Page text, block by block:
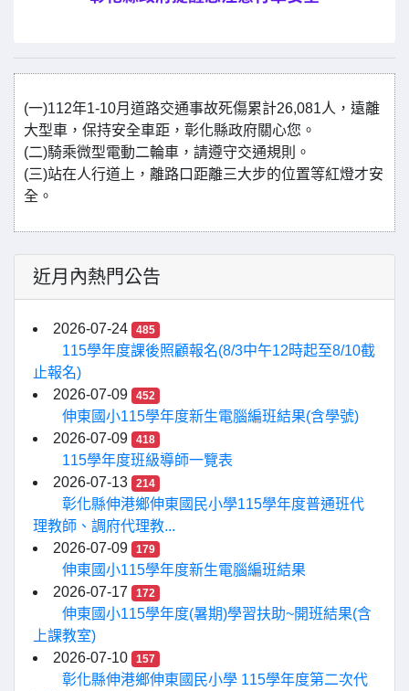
(一)112年1-10月道路交通事故死傷累計26,081人，遠離
大型車，保持安全車距，彰化縣政府關心您。
(二)騎乘微型電動二輪車，請遵守交通規則。
(三)站在人行道上，離路口距離三大步的位置等紅燈才安
全。
近月內熱門公告
2026-07-24 485
115學年度課後照顧報名(8/3中午12時起至8/10截
止報名)
2026-07-09
452
伸東國小115學年度新生電腦編班結果(含學號)
2026-07-09
418
115學年度班級導師一覽表
2026-07-13
214
彰化縣伸港鄉伸東國民小學115學年度普通班代
理教師、調府代理教...
2026-07-09
179
伸東國小115學年度新生電腦編班結果
2026-07-17
172
伸東國小115學年度(暑期)學習扶助~開班結果(含
上課教室)
2026-07-10
157
彰化縣伸港鄉伸東國民小學 115學年度第二次代